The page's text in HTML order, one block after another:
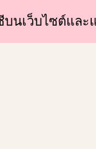
Skip
Skip
เว็บไซต์และ